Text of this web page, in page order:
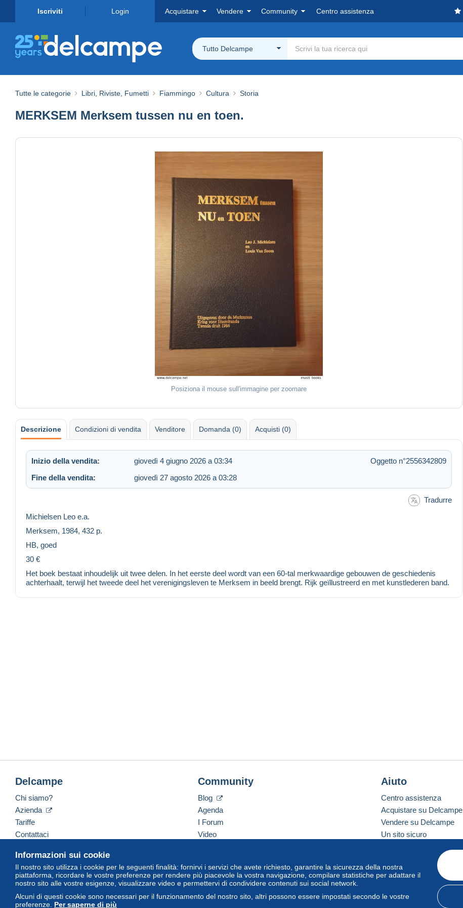
Iscriviti Login Acquistare Vendere Community Centro assistenza
Tutto Delcampe
Tutte le categorie Libri, Riviste, Fumetti Fiammingo Cultura Storia
MERKSEM Merksem tussen nu en toen.
Posiziona il mouse sull'immagine per zoomare
Descrizione Condizioni di vendita Venditore Domanda (0) Acquisti (0)
Inizio della vendita: giovedì 4 giugno 2026 a 03:34
Oggetto n°2556342809
Fine della vendita:
giovedì 27 agosto 2026 a 03:28
Tradurre
Michielsen Leo e.a.
Merksem, 1984, 432 p.
HB, goed
30 €
Het boek bestaat inhoudelijk uit twee delen. In het eerste deel wordt van een 60-tal merkwaardige gebouwen de geschiedenis
achterhaalt, terwijl het tweede deel het verenigingsleven te Merksem in beeld brengt. Rijk geïllustreerd en met kunstlederen band.
Informazioni sui cookie
Il nostro sito utilizza i cookie per le seguenti finalità: fornirvi i servizi che avete richiesto, garantire la sicurezza della nostra
piattaforma, ricordare le vostre preferenze per rendere più piacevole la vostra navigazione, compilare statistiche per adattare il
nostro sito alle vostre esigenze, visualizzare video e permettervi di condividere contenuti sui social network.
Alcuni di questi cookie sono necessari per il funzionamento del nostro sito, altri possono essere impostati secondo le vostre
preferenze. Per saperne di più
Delcampe
Chi siamo?
Azienda
Tariffe
Contattaci
Community
Blog
Agenda
I Forum
Video
Aiuto
Centro assistenza
Acquistare su Delcampe
Vendere su Delcampe
Un sito sicuro
Italiano USD America/Indiana/Vevay Versione standard
© Delcampe International Srl. Tutti i diritti riservati.